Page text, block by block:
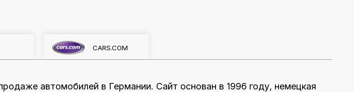
CARS.COM
автомобилей в Германии. Сайт основан в 1996 году, немецкая